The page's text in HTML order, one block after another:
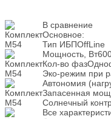
В сравнение
Основное:
Тип ИБПOffLine
Мощность, Вт
Кол-во фаз
Эко-режим при
Автономия
Запасенная
Солнечный
Все